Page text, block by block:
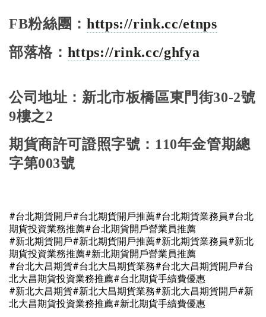
FB粉絲團： https://rink.cc/etnps
部落格： https://rink.cc/ghfya
公司地址：新北市板橋區東門街30-2號
9樓之2
期貨商許可證照字號： 110年金管期總
字第003號
#台北期貨開戶#台北期貨開戶推薦#台北期貨業務員#台北
期貨投資業務推薦#台北期貨開戶營業員推薦
#新北期貨開戶#新北期貨開戶推薦#新北期貨業務員#新北
期貨投資業務推薦#新北期貨開戶營業員推薦
#台北大昌期貨#台北大昌期貨業務#台北大昌期貨開戶#台
北大昌期貨投資業務推薦#台北期貨手續費優惠
#新北大昌期貨#新北大昌期貨業務#新北大昌期貨開戶#新
北大昌期貨投資業務推薦#新北期貨手續費優惠